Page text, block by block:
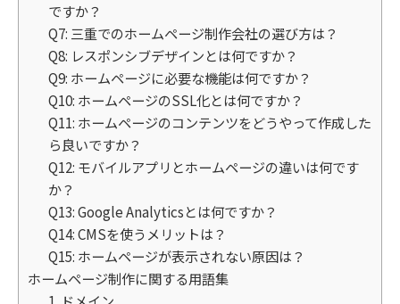
ですか？
Q7: 三重でのホームページ制作会社の選び方は？
Q8: レスポンシブデザインとは何ですか？
Q9: ホームページに必要な機能は何ですか？
Q10: ホームページのSSL化とは何ですか？
Q11: ホームページのコンテンツをどうやって作成した
ら良いですか？
Q12: モバイルアプリとホームページの違いは何です
か？
Q13: Google Analyticsとは何ですか？
Q14: CMSを使うメリットは？
Q15: ホームページが表示されない原因は？
ホームページ制作に関する用語集